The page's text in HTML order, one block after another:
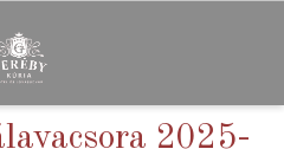
2025-